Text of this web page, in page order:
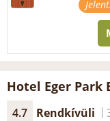
Hotel Eger Park
4.7 Rendkívüli